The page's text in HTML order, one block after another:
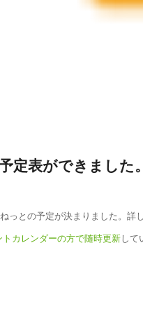
定表ができました。
っとの予定が決まりました。詳
カレンダーの方で随時更新して